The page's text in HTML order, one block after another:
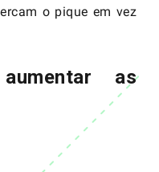
o pique em vez
as